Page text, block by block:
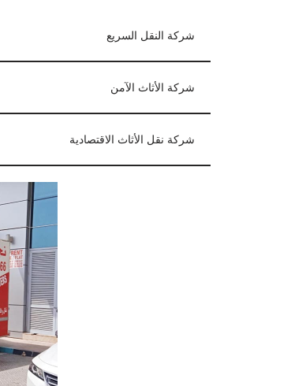
شركة النقل السريع
شركة الأثاث الآمن
شركة نقل الأثاث الاقتصادية